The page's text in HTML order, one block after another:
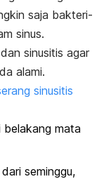
saja bakteri-
sinus.
sinusitis agar
alami.
sinusitis
mata
seminggu,